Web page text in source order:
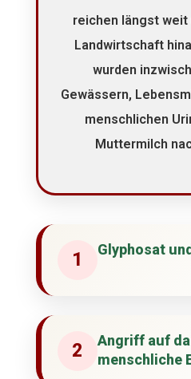
reichen längst weit
Landwirtschaft
wurden
Gewässern,
menschlichen
Muttermilch
1 Glyphosat
2
Angriff auf
menschliche